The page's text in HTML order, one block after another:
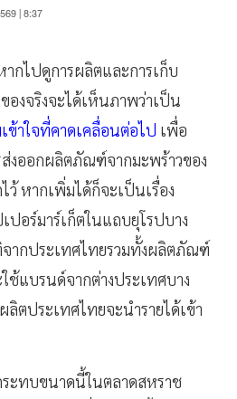
| 8:37
ากไปดูการผลิตและการเก็บ
องจริงจะได้เห็นภาพว่าเป็น
ข้าใจที่คาดเคลื่อนต่อไป เพื่อ
ส่งออกผลิตภัณฑ์จากมะพร้าวของ
ว้ หากเพิ่มได้ก็จะเป็นเรื่อง
ปอร์มาร์เก็ตในแถบยุโรปบาง
ากประเทศไทยรวมทั้งผลิตภัณฑ์
แบรนด์จากต่างประเทศบาง
ตประเทศไทยจะนำรายได้เข้า
ะทบขนาดนี้ในตลาดสหราช